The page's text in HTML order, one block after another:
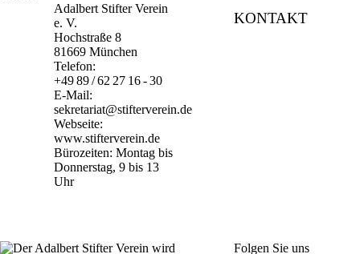
Adalbert Stifter Verein
e. V.
Hochstraße 8
81669 München
Telefon:
+49 89 / 62 27 16 - 30
E-Mail:
sekretariat@stifterverein.de
Webseite:
www.stifterverein.de
Bürozeiten: Montag bis
Donnerstag, 9 bis 13
Uhr
KONTAKT
Folgen Sie uns